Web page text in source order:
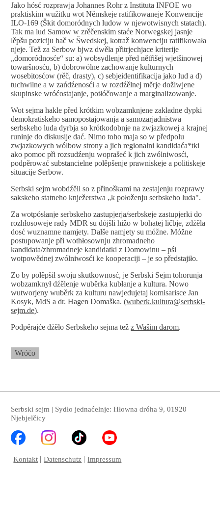
Jako hósć rozprawja Johannes Rohr z Instituta INFOE wo
praktiskim wužitku wot Němskeje ratifikowaneje Konwencije
ILO-169 (Škit domoródnych ludow w njewotwisnych statach).
Tak ma lud Samow w zrěčenskim staće Norwegskej jasnje
lěpšu poziciju hač w Šwedskej, kotraž konwenciju ratifikowała
njeje. Tež za Serbow bjwz dwěla přitrjechjace kriterije
„domoródnosće“ su: a) wobsydlenje před nětřišej wjetšinowej
towaršnosću, b) dobrowólne zachowanje kulturnych
wosebitosćow (rěč, drasty), c) sebjeidentifikacija jako lud a d)
tuchwilne a w zańdźenosći a w rozdźělnej měrje dožiwjene
skupinske wróćostajanje, potłóčowanje a marginalizowanje.
Wot sejma hakle před krótkim wobzamknjene zakładne dypki
demokratiskeho samopostajowanja a samozarjadnistwa
serbskeho luda dyrbja so krótkodobnje na zwjazkowej a krajnej
runinje do diskusije dać. Nimo toho maja so w předpolu
zwjazkowych wólbow strony a jich regionalni kandidaća*tki
ako pomoc při rozsudźenju woprašeć k jich zwólniwosći,
podpěrować substancielne polěpšenje prawniskeje a politiskeje
situacije Serbow.
Serbski sejm wobdźěli so z přinoškami na zestajenju rozprawy
sakskeho statneho knježerstwa „k połoženju serbskeho luda".
Za wotpósłanje serbskeho zastupjerja/serbskeje zastupjerki do
rozhłosoweje rady MDR su dójšli hižo w bohatej ličbje, zdźěla
dosć wuznamne namjety. Dalše namjety su móžne. Móžne
postupowanje při wothłosownju zhromadneho
kandidata/zhromadneje kandidatki z Domowinu – pśi
wotpowědnej zwólniwosći ke kooperaciji – je so předstajiło.
Zo by polěpšił swoju skutkownosć, je Serbski Sejm tohorunja
wobzamknył dźělenje wuběrka kubłanje a kultura. Nowo
wutworjeny wuběrk za kulturu nawjedujetaj komisarisce Jan
Kosyk, MdS a dr. Hagen Domaška. (wuberk.kultura@serbski-
sejm.de).
Podpěrajće dźěło Serbskeho sejma težz Wašim darom.
Wróćo
Serbski sejm | Sydło jednaćelnje: Hłowna dróha 9, 01920
Njebjelčicy
Kontakt Datenschutz Impressum